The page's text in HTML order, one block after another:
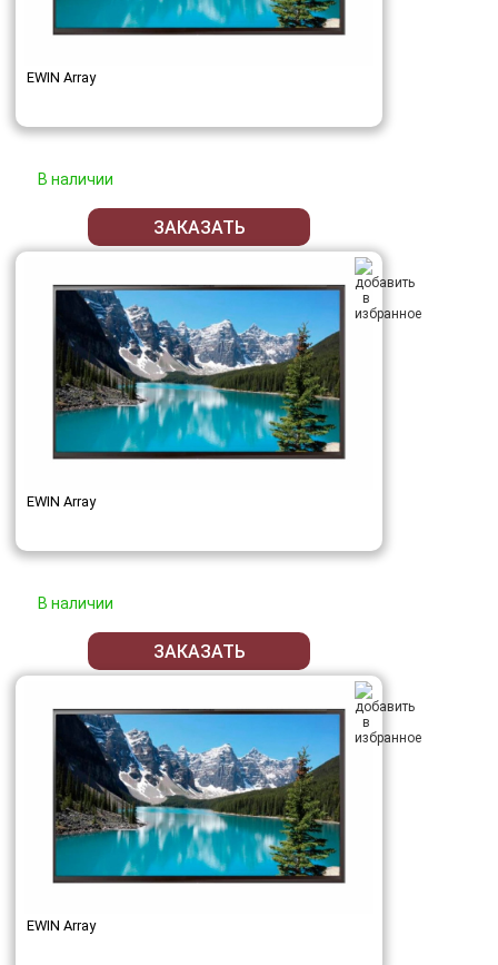
EWIN Array
В наличии
ЗАКАЗАТЬ
EWIN Array
В наличии
ЗАКАЗАТЬ
EWIN Array